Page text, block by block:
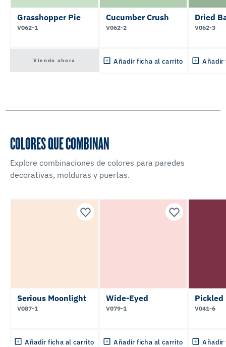
Grasshopper Pie
V062-1
Viendo ahora
Cucumber Crush
V062-2
Añadir ficha al carrito
Dried
V062-3
Añadir
COLORES QUE COMBINAN
Explore combinaciones de colores para paredes
decorativas, molduras y puertas.
Serious Moonlight
V087-1
Añadir ficha al carrito
Wide-Eyed
V079-1
Añadir ficha al carrito
Pickled
V041-6
Añadir